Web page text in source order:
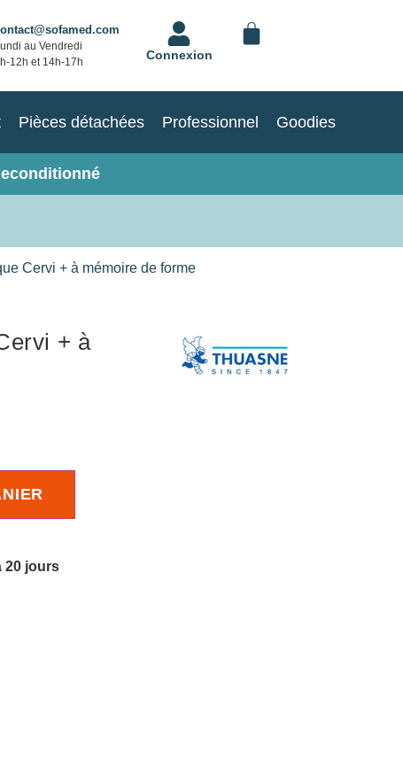
au Vendredi
12h et 14h-17h
Connexion
Pièces détachées Professionnel Goodies
Cervi + à mémoire de forme
+ à
20 jours